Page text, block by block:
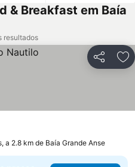
& Breakfast em Baía
resultados
Partilhar
a 2.8 km de Baía Grande Anse